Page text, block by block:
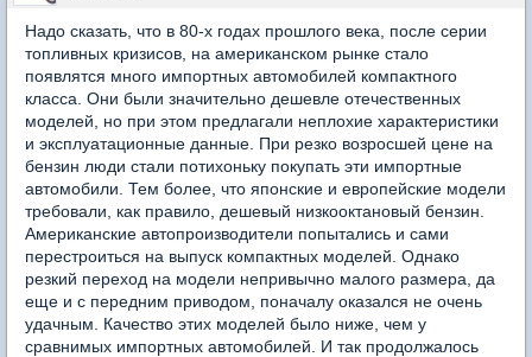
Надо сказать, что в 80-х годах прошлого века, после серии
топливных кризисов, на американском рынке стало
появлятся много импортных автомобилей компактного
класса. Они были значительно дешевле отечественных
моделей, но при этом предлагали неплохие характеристики
и эксплуатационные данные. При резко возросшей цене на
бензин люди стали потихоньку покупать эти импортные
автомобили. Тем более, что японские и европейские модели
требовали, как правило, дешевый низкооктановый бензин.
Американские автопроизводители попытались и сами
перестроиться на выпуск компактных моделей. Однако
резкий переход на модели непривычно малого размера, да
еще и с передним приводом, поначалу оказался не очень
удачным. Качество этих моделей было ниже, чем у
сравнимых импортных автомобилей. И так продолжалось